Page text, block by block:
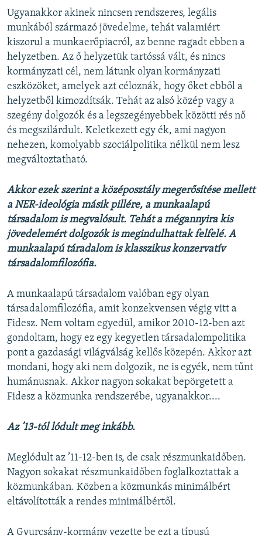
Ugyanakkor akinek nincsen rendszeres, legális
munkából származó jövedelme, tehát valamiért
kiszorul a munkaerőpiacról, az benne ragadt ebben a
helyzetben. Az ő helyzetük tartóssá vált, és nincs
kormányzati cél, nem látunk olyan kormányzati
eszközöket, amelyek azt céloznák, hogy őket ebből a
helyzetből kimozdítsák. Tehát az alsó közép vagy a
szegény dolgozók és a legszegényebbek közötti rés nő
és megszilárdult. Keletkezett egy ék, ami nagyon
nehezen, komolyabb szociálpolitika nélkül nem lesz
megváltoztatható.
Akkor ezek szerint a középosztály megerősítése mellett
a NER-ideológia másik pillére, a munkaalapú
társadalom is megvalósult. Tehát a mégannyira kis
jövedelemért dolgozók is megindulhattak felfelé. A
munkaalapú táradalom is klasszikus konzervatív
társadalomfilozófia.
A munkaalapú társadalom valóban egy olyan
társadalomfilozófia, amit konzekvensen végig vitt a
Fidesz. Nem voltam egyedül, amikor 2010-12-ben azt
gondoltam, hogy ez egy kegyetlen társadalompolitika
pont a gazdasági világválság kellős közepén. Akkor azt
mondani, hogy aki nem dolgozik, ne is egyék, nem tűnt
humánusnak. Akkor nagyon sokakat bepörgetett a
Fidesz a közmunka rendszerébe, ugyanakkor....
Az ’13-tól lódult meg inkább.
Meglódult az ’11-12-ben is, de csak részmunkaidőben.
Nagyon sokakat részmunkaidőben foglalkoztattak a
közmunkában. Közben a közmunkás minimálbért
eltávolították a rendes minimálbértől.
A Gyurcsány-kormány vezette be ezt a típusú